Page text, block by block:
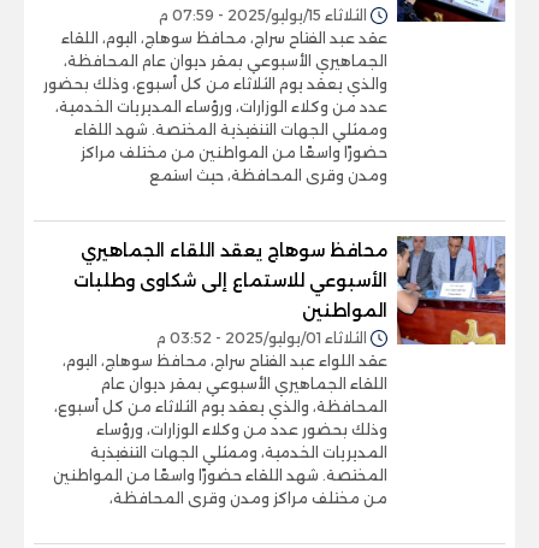
الثلاثاء 15/يوليو/2025 - 07:59 م
عقد عبد الفتاح سراج، محافظ سوهاج، اليوم، اللقاء
الجماهيري الأسبوعي بمقر ديوان عام المحافظة،
والذي يعقد يوم الثلاثاء من كل أسبوع، وذلك بحضور
عدد من وكلاء الوزارات، ورؤساء المديريات الخدمية،
وممثلي الجهات التنفيذية المختصة. شهد اللقاء
حضورًا واسعًا من المواطنين من مختلف مراكز
ومدن وقرى المحافظة، حيث استمع
محافظ سوهاج يعقد اللقاء الجماهيري
الأسبوعي للاستماع إلى شكاوى وطلبات
المواطنين
الثلاثاء 01/يوليو/2025 - 03:52 م
عقد اللواء عبد الفتاح سراج، محافظ سوهاج، اليوم،
اللقاء الجماهيري الأسبوعي بمقر ديوان عام
المحافظة، والذي يعقد يوم الثلاثاء من كل أسبوع،
وذلك بحضور عدد من وكلاء الوزارات، ورؤساء
المديريات الخدمية، وممثلي الجهات التنفيذية
المختصة. شهد اللقاء حضورًا واسعًا من المواطنين
من مختلف مراكز ومدن وقرى المحافظة،